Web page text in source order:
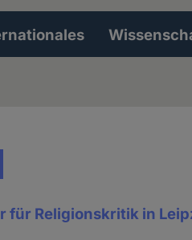
für Religionskritik in